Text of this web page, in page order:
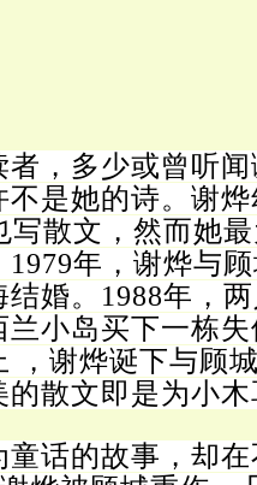
者，多少或曾听
是她的诗。谢
写散文，然而她
年，谢烨与
婚。1988年，
小岛买下一栋
，谢烨诞下与顾
散文即是为小
话的故事，却